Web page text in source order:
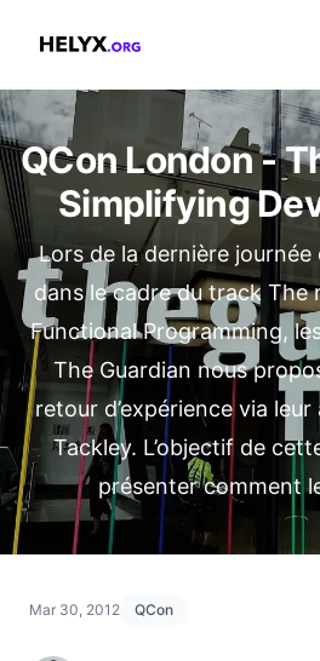
Helyx.org
QCon London -
Simplifying
Lors de la dernière
dans le cadre du track The
Functional Programming,
The Guardian nous
retour d’expérience via
Tackley. L’objectif de
présenter comment
Mar 30, 2012 QCon